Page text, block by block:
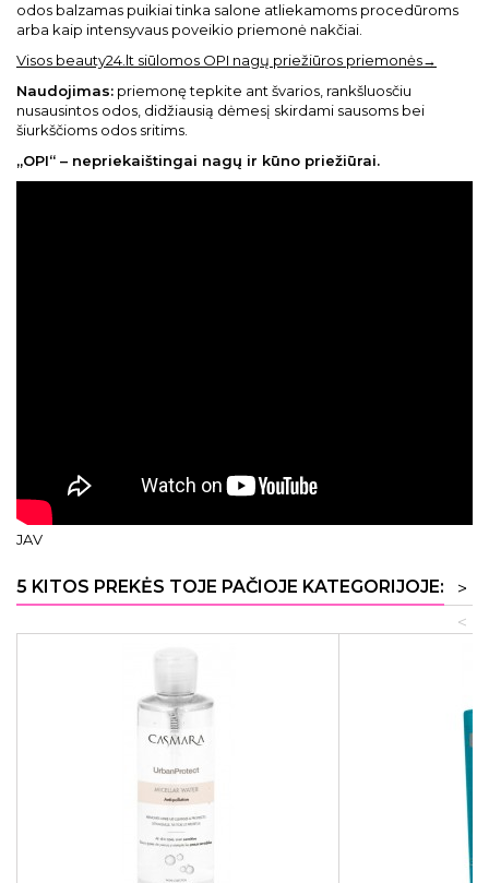
odos balzamas puikiai tinka salone atliekamoms procedūroms
arba kaip intensyvaus poveikio priemonė nakčiai.
Visos beauty24.lt siūlomos OPI nagų priežiūros priemonės→
Naudojimas: priemonę tepkite ant švarios, rankšluosčiu
nusausintos odos, didžiausią dėmesį skirdami sausoms bei
šiurkščioms odos sritims.
„OPI“ – nepriekaištingai nagų ir kūno priežiūrai.
JAV
5 KITOS PREKĖS TOJE PAČIOJE KATEGORIJOJE:
>
<